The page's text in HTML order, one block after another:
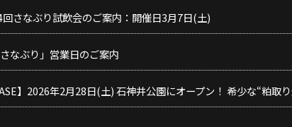
さなぶり試飲会のご案内：開催日3月7日(土)
なぶり」営業日のご案内
】2026年2月28日(土) 石神井公園にオープン！ 希少な“粕取